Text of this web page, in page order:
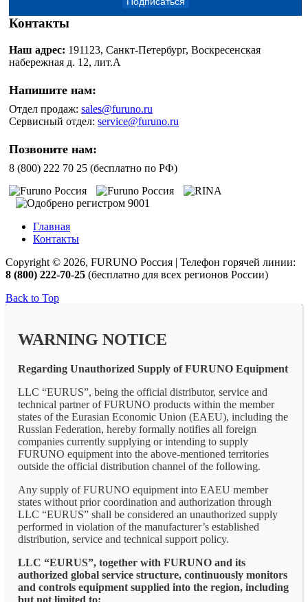
Контакты
Наш адрес: 191123, Санкт-Петербург, Воскресенская
набережная д. 12, лит.А
Напишите нам:
Отдел продаж:sales@furuno.ru
Сервисный отдел:service@furuno.ru
Позвоните нам:
8 (800) 222 70 25 (бесплатно по РФ)
Главная
Контакты
Copyright © 2026, FURUNO Россия | Телефон горячей линии:
8 (800) 222-70-25 (бесплатно для всех регионов России)
Back to Top
WARNING NOTICE
Regarding Unauthorized Supply of FURUNO Equipment
LLC “EURUS”, being the official distributor, service and
technical partner of FURUNO products within the member
states of the Eurasian Economic Union (EAEU), including the
Russian Federation, hereby formally notifies all foreign
companies currently supplying or intending to supply
FURUNO equipment into the above-mentioned territories
outside the official distribution channel of the following.
Any supply of FURUNO equipment into EAEU member
states without prior coordination and authorization through
LLC “EURUS” shall be considered an unauthorized supply
performed in violation of the manufacturer’s established
distribution, service and technical support policy.
LLC “EURUS”, together with FURUNO and its
authorized global service structure, continuously monitors
and controls equipment supplied into the region, including
but not limited to: